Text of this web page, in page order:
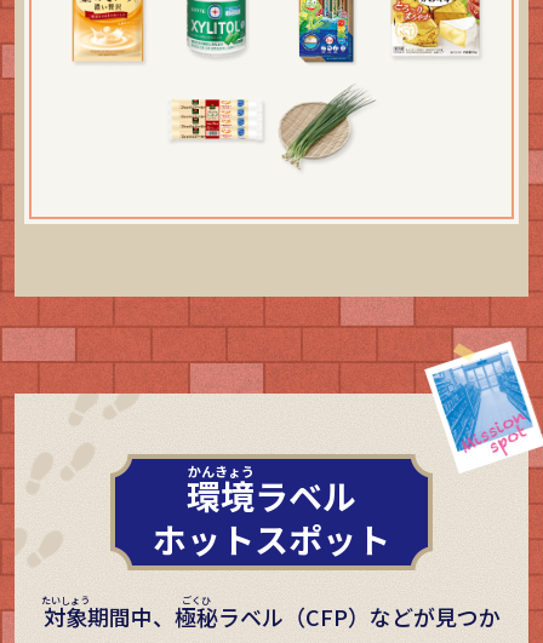
環境ラベル
ホットスポット
対象期間中、 極秘ラベル（CFP）などが見つか